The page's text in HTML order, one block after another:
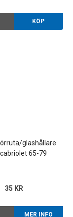
KÖP
glashållare
65-79
35 KR
MER INFO